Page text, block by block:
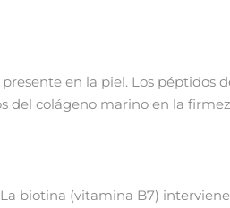
en la piel. Los péptidos
del colágeno marino en la
biotina (vitamina B7)